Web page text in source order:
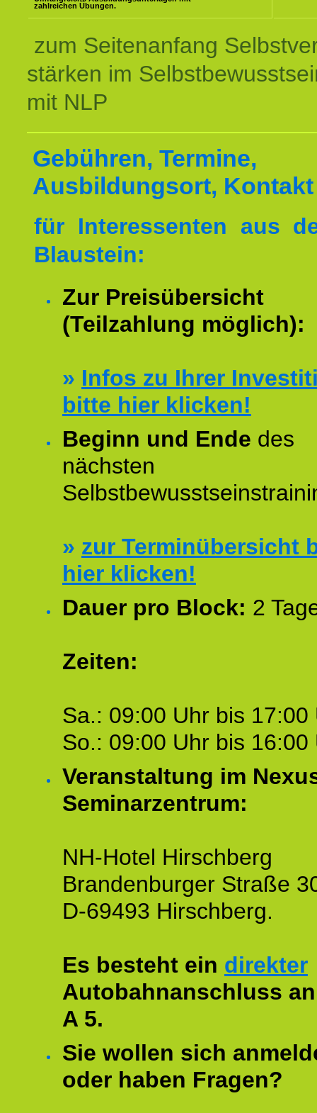
zahlreichen Übungen.
zum Seitenanfang
stärken im
mit NLP
Gebühren, Termine,
Ausbildungsort, Kontakt
für Interessenten aus
Blaustein:
Zur Preisübersicht
(Teilzahlung möglich):
» Infos zu Ihrer
bitte hier klicken!
Beginn und Ende des
nächsten
» zur Terminübersicht
hier klicken!
Dauer pro Block: 2
Zeiten:
Sa.: 09:00 Uhr bis 17:00
So.: 09:00 Uhr bis 16:00
Veranstaltung im
Seminarzentrum:
NH-Hotel Hirschberg
Brandenburger Straße
D-69493 Hirschberg.
Es besteht ein direkter
Autobahnanschluss
A 5.
Sie wollen sich
oder haben Fragen?